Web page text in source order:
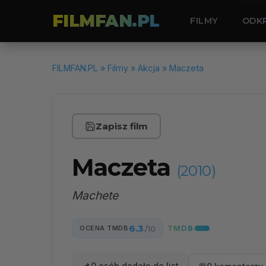
FILMFAN.PL FILMY
FILMFAN.PL » Filmy » Akcja » Maczeta
Zapisz film
Maczeta (2010)
Machete
OCENA TMDB 6.3 /10